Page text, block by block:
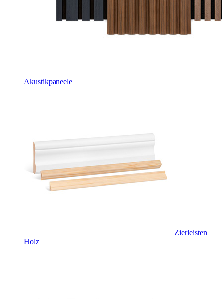
Akustikpaneele
Zierleisten
Holz